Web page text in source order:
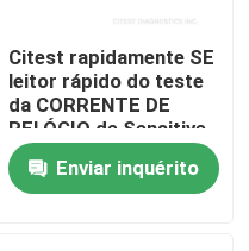
Citest rapidamente SE
leitor rápido do teste
da CORRENTE DE
RELÓGIO de Sensitive
Accurate Calprotectin
do leitorEnviar inquérito